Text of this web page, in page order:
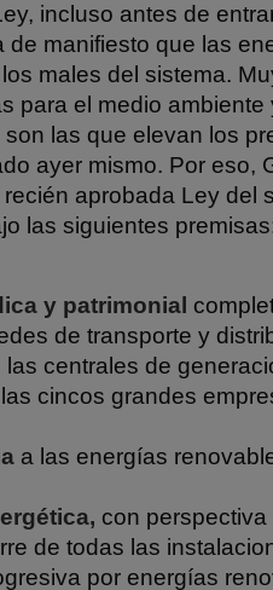
incluso antes de
de manifiesto que las
males del sistema.
para el medio ambiente
las que elevan los
ayer mismo. Por eso,
aprobada Ley del
las siguientes
y patrimonial
de transporte y
centrales de
cincos grandes
a las energías
con
de todas las
por energías